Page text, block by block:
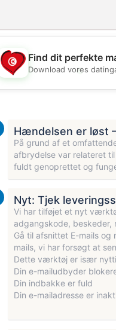
💖
Find dit perfekte
Download vores
Hændelsen er løst
På grund af et
afbrydelse var relateret
fuldt genoprettet og
Nyt: Tjek
Vi har tilføjet et nyt
adgangskode, beskeder,
Gå til afsnittet E-mails
mails, vi har forsøgt at
Dette værktøj er især
Din e-mailudbyder
Din indbakke er fuld
Din e-mailadresse er